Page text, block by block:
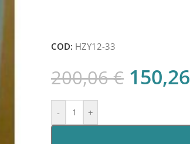
COD: HZY12-33
200,06€ 150,26
- +